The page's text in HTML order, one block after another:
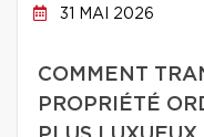
31 MAI 2026
COMMENT
PROPRIÉTÉ